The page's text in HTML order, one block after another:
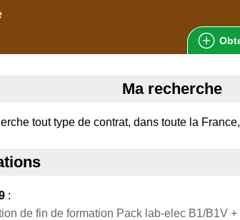
Ma recherche
tout type de contrat, dans toute la
:
de fin de formation Pack lab-elec B1/B1V